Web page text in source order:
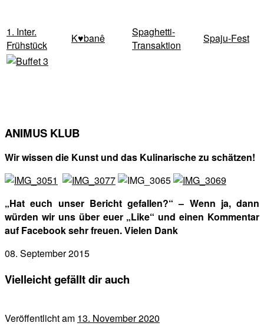
1. Inter.
Frühstück
K♥banê
Spaghetti-
Transaktion
Spaju-Fest
ANIMUS KLUB
Wir wissen die Kunst und das Kulinarische zu schätzen!
„Hat euch unser Bericht gefallen?“ – Wenn ja, dann
würden wir uns über euer „Like“ und einen Kommentar
auf Facebook sehr freuen. Vielen Dank
08. September 2015
Vielleicht gefällt dir auch
Veröffentlicht am 13. November 2020